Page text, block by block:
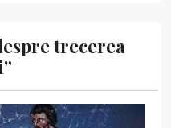
trecerea